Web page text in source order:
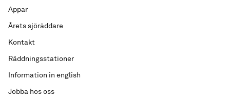
Appar
Årets sjöräddare
Kontakt
Räddningsstationer
Information in english
Jobba hos oss